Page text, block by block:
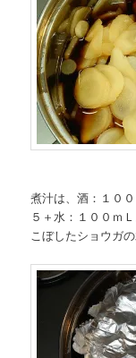
煮汁は、酒：１０
５＋水：１００ｍ
こぼしたショウガ